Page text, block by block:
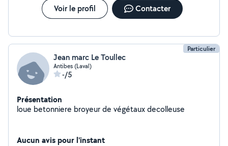
Voir le profil Contacter
Particulier
Jean marc Le Toullec
Antibes (Laval)
-/5
Présentation
loue betonniere broyeur de végétaux decolleuse
Aucun avis pour l'instant